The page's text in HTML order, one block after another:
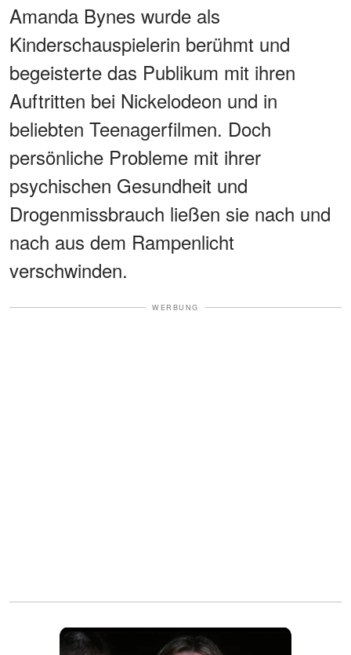
Amanda Bynes wurde als
Kinderschauspielerin berühmt und
begeisterte das Publikum mit ihren
Auftritten bei Nickelodeon und in
beliebten Teenagerfilmen. Doch
persönliche Probleme mit ihrer
psychischen Gesundheit und
Drogenmissbrauch ließen sie nach und
nach aus dem Rampenlicht
verschwinden.
WERBUNG